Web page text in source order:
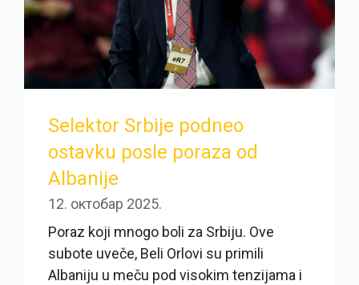
Selektor Srbije podneo
ostavku posle poraza od
Albanije
12. октобар 2025.
Poraz koji mnogo boli za Srbiju. Ove
subote uveče, Beli Orlovi su primili
Albaniju u meču pod visokim tenzijama i